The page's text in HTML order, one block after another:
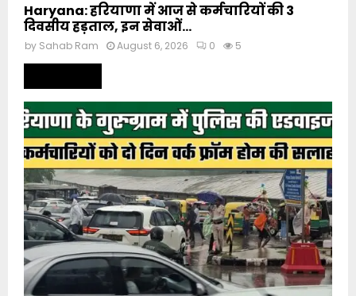
Haryana: हरियाणा में आज से कर्मचारियों की 3
दिवसीय हड़ताल, इन सेवाओं...
by Sahab Ram August 6, 2026 0 5